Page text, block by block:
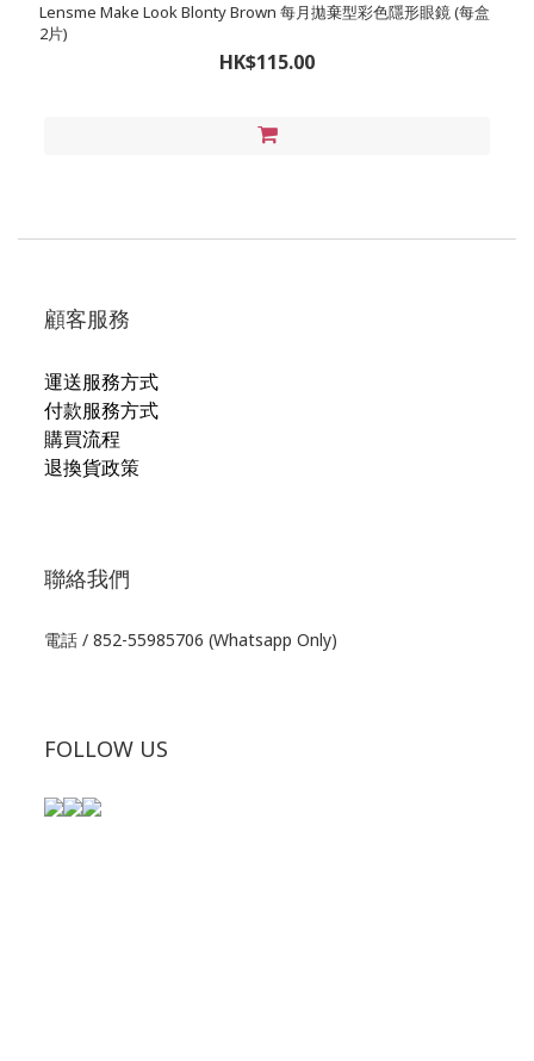
Lensme Make Look Blonty Brown 每月拋棄型彩色隱形眼鏡 (每盒
2片)
HK$115.00
顧客服務
運送服務方式
付款服務方式
購買流程
退換貨政策
聯絡我們
電話 / 852-55985706 (Whatsapp Only)
FOLLOW US